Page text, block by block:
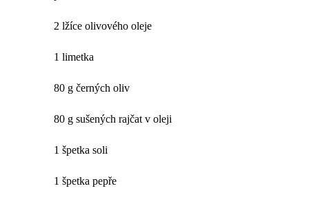
2 lžíce olivového oleje
1 limetka
80 g černých oliv
80 g sušených rajčat v oleji
1 špetka soli
1 špetka pepře